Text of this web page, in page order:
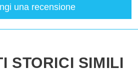
una recensione
STORICI SIMILI